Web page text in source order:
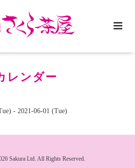
レンダー
- 2021-06-01 (Tue)
Sakura Ltd. All Rights Reserved.